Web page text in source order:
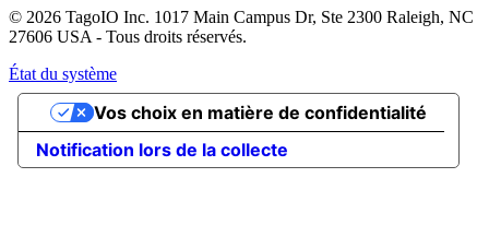
© 2026 TagoIO Inc. 1017 Main Campus Dr, Ste 2300 Raleigh, NC
27606 USA - Tous droits réservés.
État du système
Notification lors de la collecte
Vos choix en matière de confidentialité